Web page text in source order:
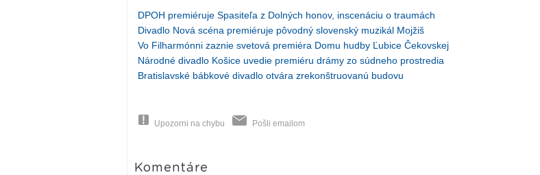
DPOH premiéruje Spasiteľa z Dolných honov, inscenáciu o traumách
Divadlo Nová scéna premiéruje pôvodný slovenský muzikál Mojžiš
Vo Filharmónni zaznie svetová premiéra Domu hudby Ľubice Čekovskej
Národné divadlo Košice uvedie premiéru drámy zo súdneho prostredia
Bratislavské bábkové divadlo otvára zrekonštruovanú budovu
Upozorni na chybu Pošli emailom
Komentáre